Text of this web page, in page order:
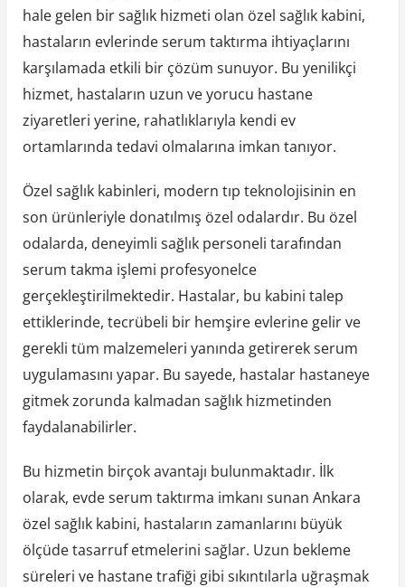
hale gelen bir sağlık hizmeti olan özel sağlık kabini,
hastaların evlerinde serum taktırma ihtiyaçlarını
karşılamada etkili bir çözüm sunuyor. Bu yenilikçi
hizmet, hastaların uzun ve yorucu hastane
ziyaretleri yerine, rahatlıklarıyla kendi ev
ortamlarında tedavi olmalarına imkan tanıyor.
Özel sağlık kabinleri, modern tıp teknolojisinin en
son ürünleriyle donatılmış özel odalardır. Bu özel
odalarda, deneyimli sağlık personeli tarafından
serum takma işlemi profesyonelce
gerçekleştirilmektedir. Hastalar, bu kabini talep
ettiklerinde, tecrübeli bir hemşire evlerine gelir ve
gerekli tüm malzemeleri yanında getirerek serum
uygulamasını yapar. Bu sayede, hastalar hastaneye
gitmek zorunda kalmadan sağlık hizmetinden
faydalanabilirler.
Bu hizmetin birçok avantajı bulunmaktadır. İlk
olarak, evde serum taktırma imkanı sunan Ankara
özel sağlık kabini, hastaların zamanlarını büyük
ölçüde tasarruf etmelerini sağlar. Uzun bekleme
süreleri ve hastane trafiği gibi sıkıntılarla uğraşmak